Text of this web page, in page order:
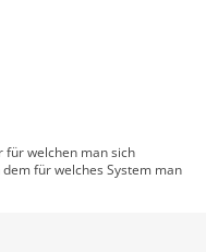
für welchen man sich
für welches System man